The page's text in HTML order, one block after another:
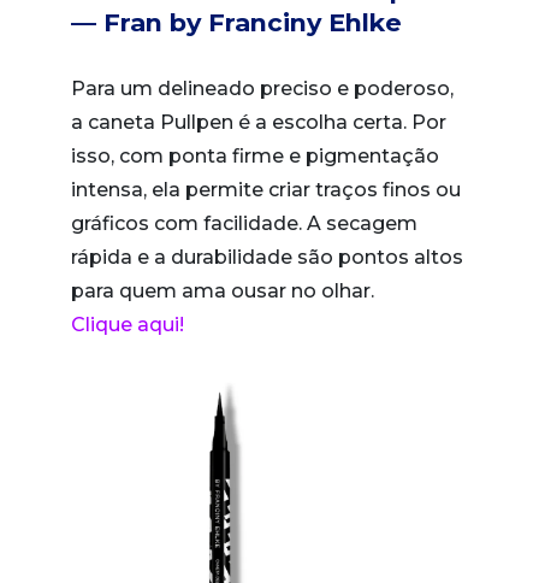
— Fran by Franciny Ehlke
Para um delineado preciso e poderoso,
a caneta Pullpen é a escolha certa. Por
isso, com ponta firme e pigmentação
intensa, ela permite criar traços finos ou
gráficos com facilidade. A secagem
rápida e a durabilidade são pontos altos
para quem ama ousar no olhar.
Clique aqui!